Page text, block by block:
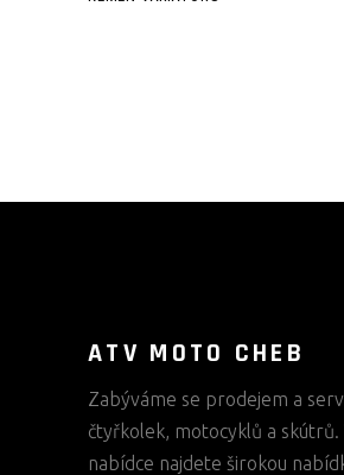
ATV MOTO CHEB
Zabýváme se prodejem a
čtyřkolek, motocyklů a skútrů.
nabídce najdete širokou